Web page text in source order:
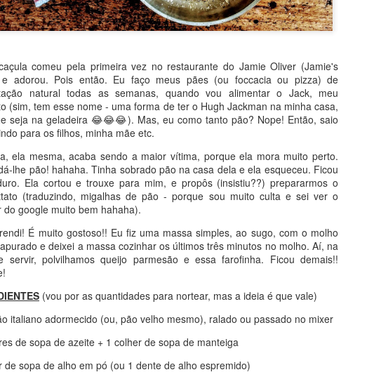
comeu pela primeira vez no restaurante do Jamie Oliver (Jamie's
e adorou. Pois então. Eu faço meus pães (ou foccacia ou pizza) de
natural todas as semanas, quando vou alimentar o Jack, meu
(sim, tem esse nome - uma forma de ter o Hugh Jackman na minha casa,
seja na geladeira 😂😂😂). Mas, eu como tanto pão? Nope! Então, saio
para os filhos, minha mãe etc.
ela mesma, acaba sendo a maior vítima, porque ela mora muito perto.
lhe pão! hahaha. Tinha sobrado pão na casa dela e ela esqueceu. Ficou
Ela cortou e trouxe para mim, e propôs (insistiu??) prepararmos o
(traduzindo, migalhas de pão - porque sou muito culta e sei ver o
do google muito bem hahaha).
É muito gostoso!! Eu fiz uma massa simples, ao sugo, com o molho
e deixei a massa cozinhar os últimos três minutos no molho. Aí, na
servir, polvilhamos queijo parmesão e essa farofinha. Ficou demais!!
(vou por as quantidades para nortear, mas a ideia é que vale)
italiano adormecido (ou, pão velho mesmo), ralado ou passado no mixer
de sopa de azeite + 1 colher de sopa de manteiga
de sopa de alho em pó (ou 1 dente de alho espremido)
gostoso e inusitado! Por levar bananas e iogurte, quase não vai gordura e, no
de mel. É bem verdade que o açúcar vem no chocolate ao leite, mas, ainda
equilibrado e mais nutritivo. E, o mais importante, com certeza: delicioso!!
você vai precisar dos ingredientes e de um garfo. Simples assim. Olha só (receita
https://www.youtube.com/watch?v=EI4Ab6Y_2xo - canal da @oliviaviewyork)
banana nanica bem maduras (2 grandes, aproximadamente)
temperatura ambiente
de girassol